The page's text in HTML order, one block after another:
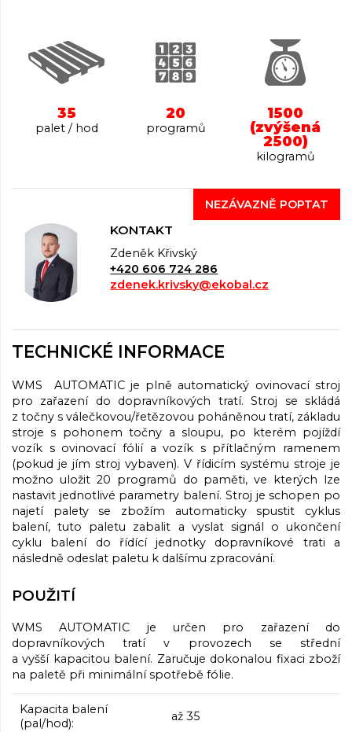
35
palet / hod
20
programů
1500
(zvýšená
2500)
kilogramů
NEZÁVAZNĚ POPTAT
KONTAKT
Zdeněk Křivský
+420 606 724 286
zdenek.krivsky@ekobal.cz
TECHNICKÉ INFORMACE
WMS AUTOMATIC je plně automatický ovinovací stroj
pro zařazení do dopravníkových tratí. Stroj se skládá
z točny s válečkovou/řetězovou poháněnou tratí, základu
stroje s pohonem točny a sloupu, po kterém pojíždí
vozík s ovinovací fólií a vozík s přítlačným ramenem
(pokud je jím stroj vybaven). V řídicím systému stroje je
možno uložit 20 programů do paměti, ve kterých lze
nastavit jednotlivé parametry balení. Stroj je schopen po
najetí palety se zbožím automaticky spustit cyklus
balení, tuto paletu zabalit a vyslat signál o ukončení
cyklu balení do řídící jednotky dopravníkové trati a
následně odeslat paletu k dalšímu zpracování.
POUŽITÍ
WMS AUTOMATIC je určen pro zařazení do
dopravníkových tratí v provozech se střední
a vyšší kapacitou balení. Zaručuje dokonalou fixaci zboží
na paletě při minimální spotřebě fólie.
Kapacita balení
(pal/hod):
až 35